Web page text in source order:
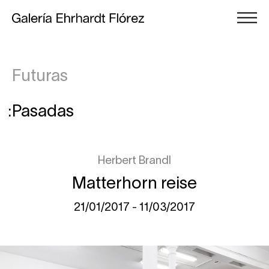
Futuras
Pasadas
Herbert Brandl
Matterhorn reise
21/01/2017 - 11/03/2017